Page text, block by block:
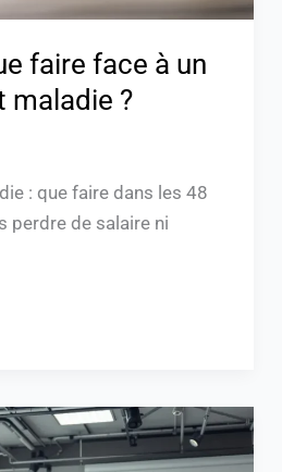
faire face à un
maladie ?
: que faire dans les 48
perdre de salaire ni